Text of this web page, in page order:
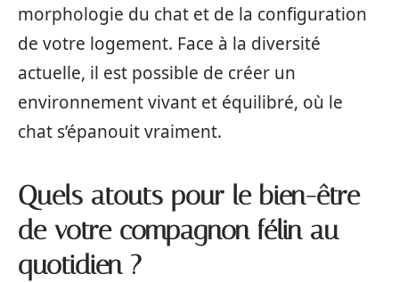
morphologie du chat et de la configuration
de votre logement. Face à la diversité
actuelle, il est possible de créer un
environnement vivant et équilibré, où le
chat s’épanouit vraiment.
Quels atouts pour le bien-être
de votre compagnon félin au
quotidien ?